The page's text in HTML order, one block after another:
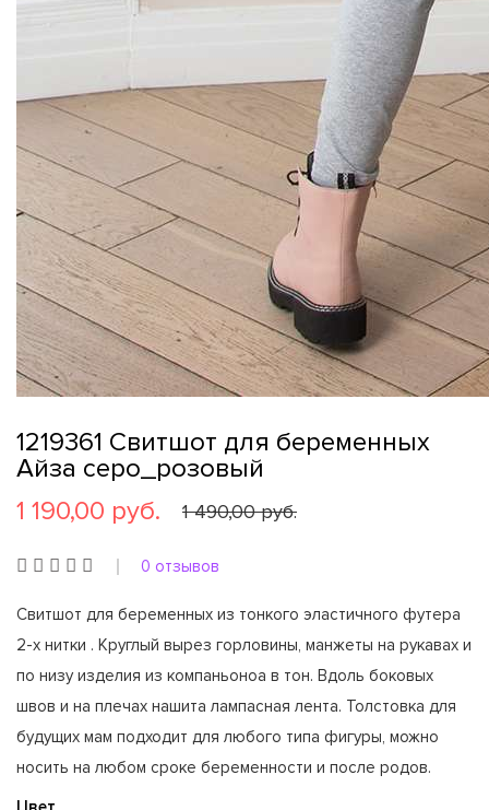
1219361 Свитшот для беременных
Айза серо_розовый
1 190,00 руб.
1 490,00 руб.
0 отзывов
Свитшот для беременных из тонкого эластичного футера
2-х нитки . Круглый вырез горловины, манжеты на рукавах и
по низу изделия из компаньоноа в тон. Вдоль боковых
швов и на плечах нашита лампасная лента. Толстовка для
будущих мам подходит для любого типа фигуры, можно
носить на любом сроке беременности и после родов.